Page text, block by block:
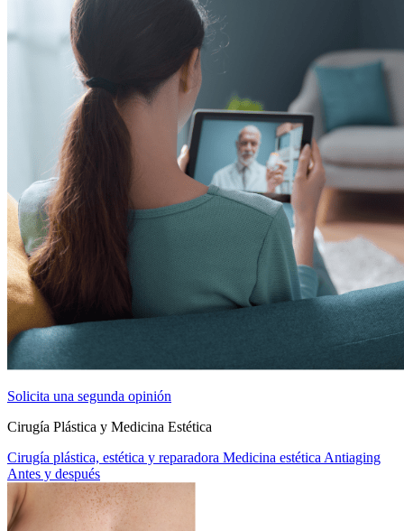
Solicita una segunda opinión
Cirugía Plástica y Medicina Estética
Cirugía plástica, estética y reparadora Medicina estética Antiaging
Antes y después